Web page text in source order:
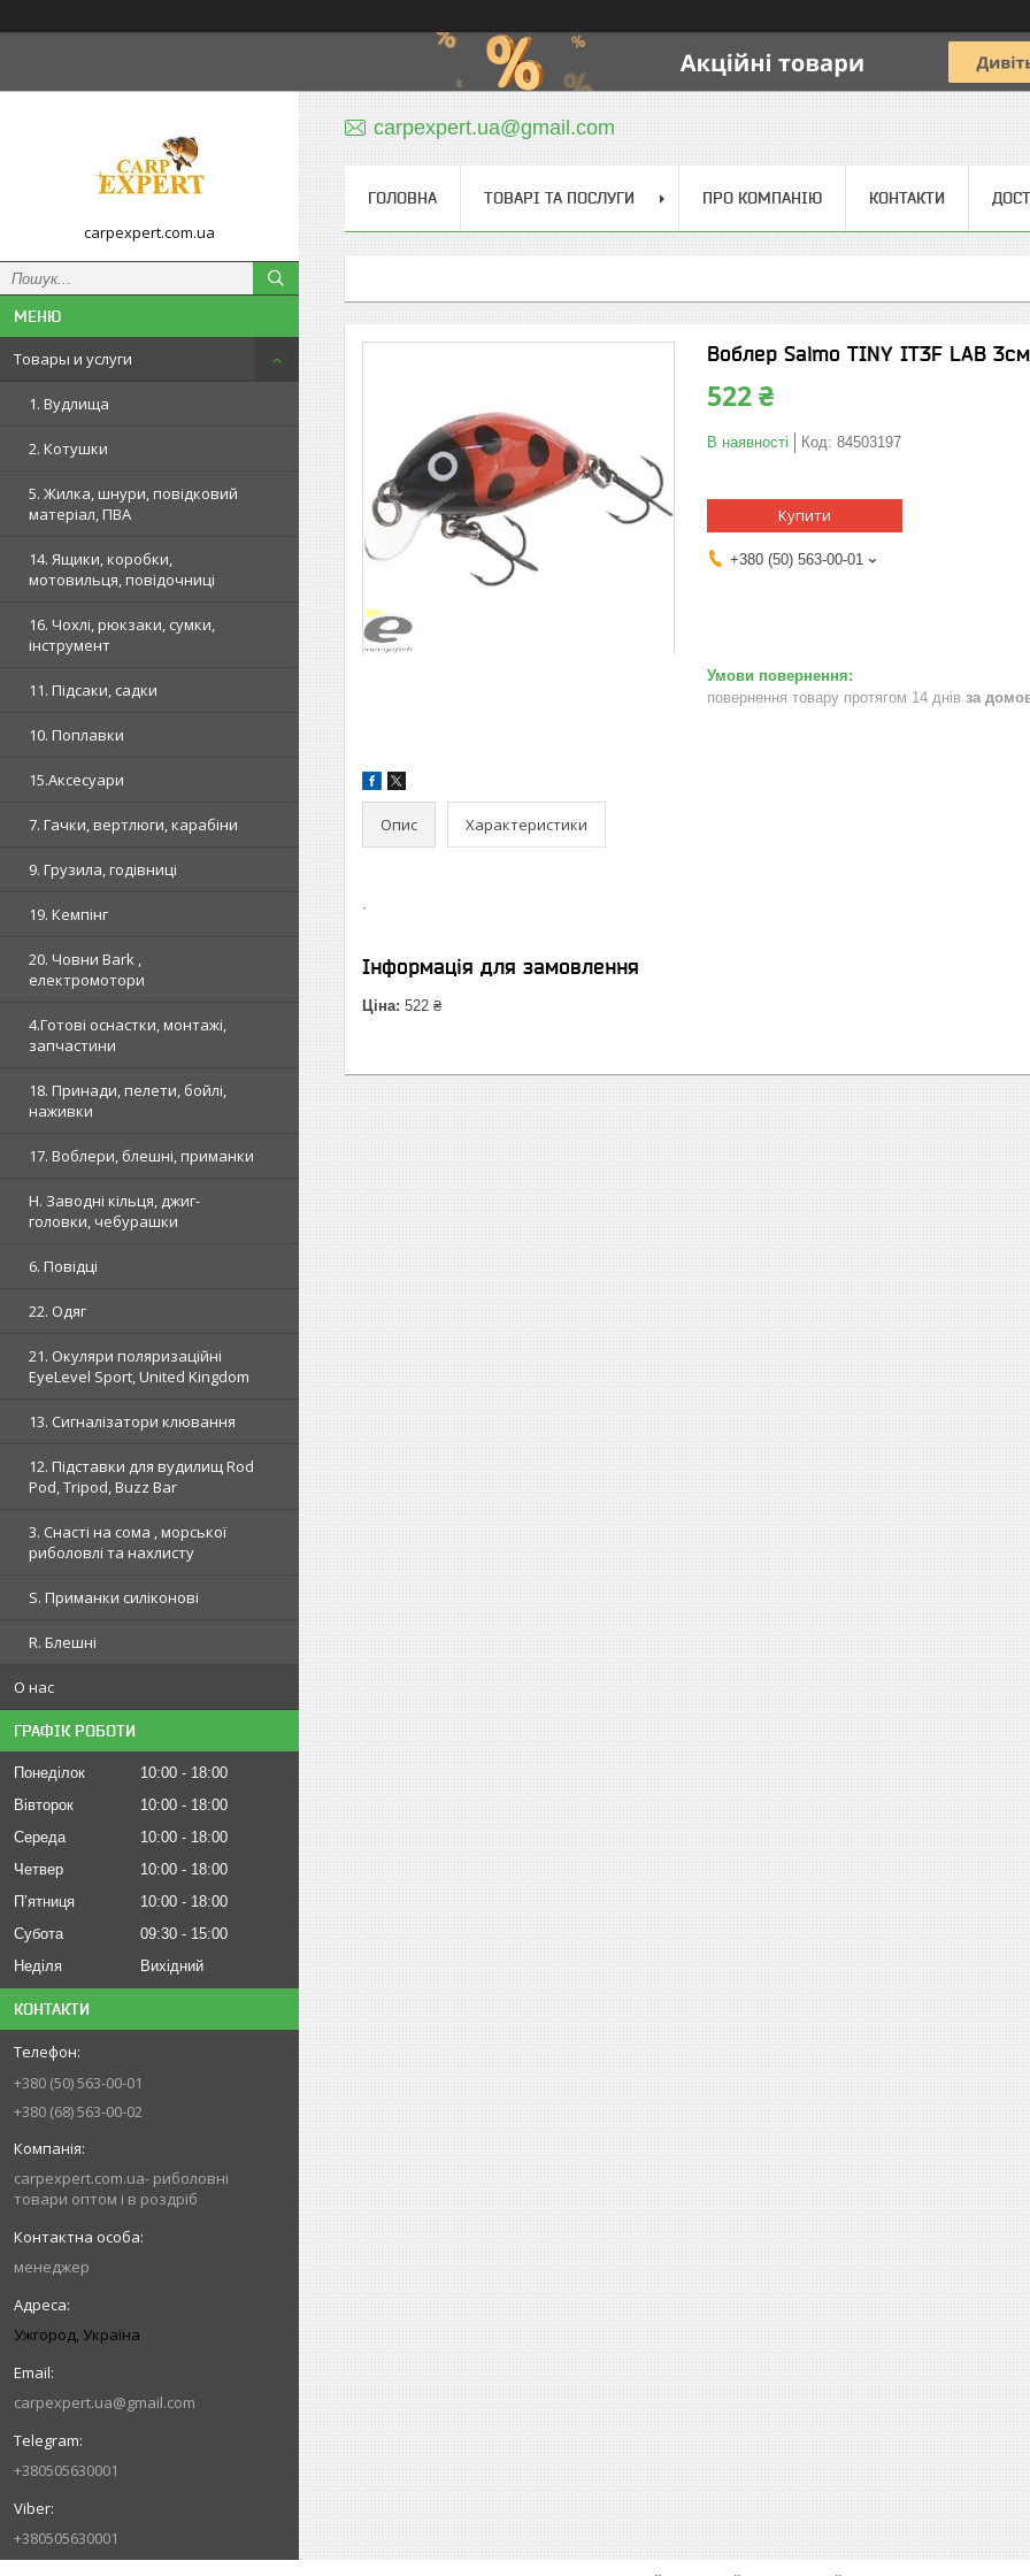
carpexpert.com.ua
Товары и услуги
1. Вудлища
2. Котушки
5. Жилка, шнури, повідковий
матеріал, ПВА
14. Ящики, коробки,
мотовильця, повідочниці
16. Чохлі, рюкзаки, сумки,
інструмент
11. Підсаки, садки
10. Поплавки
15.Аксесуари
7. Гачки, вертлюги, карабіни
9. Грузила, годівниці
19. Кемпінг
20. Човни Bark ,
електромотори
4.Готові оснастки, монтажі,
запчастини
18. Принади, пелети, бойлі,
наживки
17. Воблери, блешні, приманки
H. Заводні кільця, джиг-
головки, чебурашки
6. Повідці
22. Одяг
21. Окуляри поляризаційні
EyeLevel Sport, United Kingdom
13. Сигналізатори клювання
12. Підставки для вудилищ Rod
Pod, Tripod, Buzz Bar
3. Снасті на сома , морської
риболовлі та нахлисту
S. Приманки силіконові
R. Блешні
О нас
ГРАФІК РОБОТИ
Понеділок 10:00
18:00
Вівторок
10:00
18:00
Середа
10:00
18:00
Четвер
10:00
18:00
Пʼятниця
10:00
18:00
Субота
09:30
15:00
Неділя
Вихідний
КОНТАКТИ
+380 (50) 563-00-01
+380 (68) 563-00-02
carpexpert.com.ua- риболовні
товари оптом і в роздріб
менеджер
Ужгород, Україна
carpexpert.ua@gmail.com
+380505630001
+380505630001
carpexpert.ua@gmail.com
ГОЛОВНА ТОВАРІ ТА ПОСЛУГИ ПРО КОМПАНІЮ КОНТАКТИ
Воблер Salmo TINY IT3F LAB
522 ₴
В наявності Код: 84503197
Купити
+380 (50) 563-00-01
повернення товару протягом 14 днів за
Опис Характеристики
.
Інформація для замовлення
Ціна: 522 ₴